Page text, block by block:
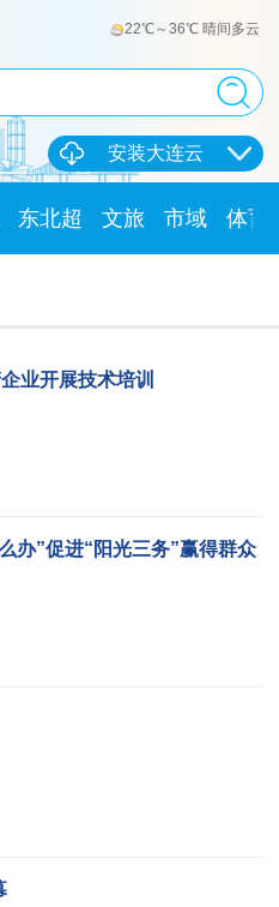
22℃～36℃ 晴间多云
安装大连云
东北超 文旅 市域 体育
业开展技术培训
办”促进“阳光三务”赢得群众